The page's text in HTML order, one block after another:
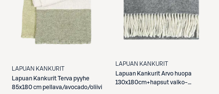
LAPUAN KANKURIT
Lapuan KankuritTerva pyyhe
85x180 cm pellava/avocado/oliivi
LAPUAN KANKURIT
Lapuan KankuritArvo huopa
130x180cm+hapsut valko-